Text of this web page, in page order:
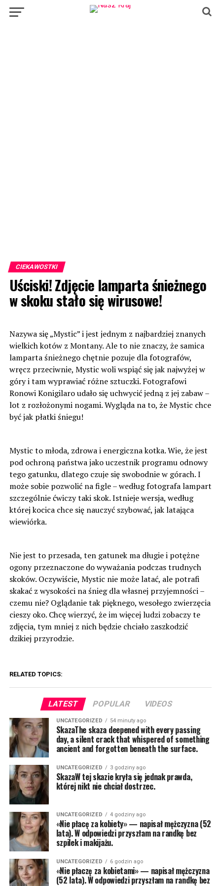
CIEKAWOSTKI
Uściski! Zdjęcie lamparta śnieżnego
w skoku stało się wirusowe!
Nazywa się „Mystic” i jest jednym z najbardziej znanych
wielkich kotów z Montany. Ale to nie znaczy, że samica
lamparta śnieżnego chętnie pozuje dla fotografów,
wręcz przeciwnie, Mystic woli wspiąć się jak najwyżej w
góry i tam wyprawiać różne sztuczki. Fotografowi
Ronowi Konigilaro udało się uchwycić jedną z jej zabaw –
lot z rozłożonymi nogami. Wygląda na to, że Mystic chce
być jak płatki śniegu!
Mystic to młoda, zdrowa i energiczna kotka. Wie, że jest
pod ochroną państwa jako uczestnik programu odnowy
tego gatunku, dlatego czuje się swobodnie w górach. I
może sobie pozwolić na figle – według fotografa lampart
szczególnie ćwiczy taki skok. Istnieje wersja, według
której kocica chce się nauczyć szybować, jak latająca
wiewiórka.
Nie jest to przesada, ten gatunek ma długie i potężne
ogony przeznaczone do wyważania podczas trudnych
skoków. Oczywiście, Mystic nie może latać, ale potrafi
skakać z wysokości na śnieg dla własnej przyjemności –
czemu nie? Oglądanie tak pięknego, wesołego zwierzęcia
cieszy oko. Chcę wierzyć, że im więcej ludzi zobaczy te
zdjęcia, tym mniej z nich będzie chciało zaszkodzić
dzikiej przyrodzie.
RELATED TOPICS:
LATEST POPULAR VIDEOS
UNCATEGORIZED 54 minuty ago
SkazaThe skaza deepened with every passing
day, a silent crack that whispered of something
ancient and forgotten beneath the surface.
UNCATEGORIZED 3 godziny ago
SkazaW tej skazie kryła się jednak prawda,
której nikt nie chciał dostrzec.
UNCATEGORIZED 4 godziny ago
«Nie płacę za kobiety» — napisał mężczyzna (52
lata). W odpowiedzi przyszłam na randkę bez
szpilek i makijażu.
UNCATEGORIZED 6 godzin ago
«Nie płaczę za kobietami» — napisał mężczyzna
(52 lata). W odpowiedzi przyszłam na randkę bez